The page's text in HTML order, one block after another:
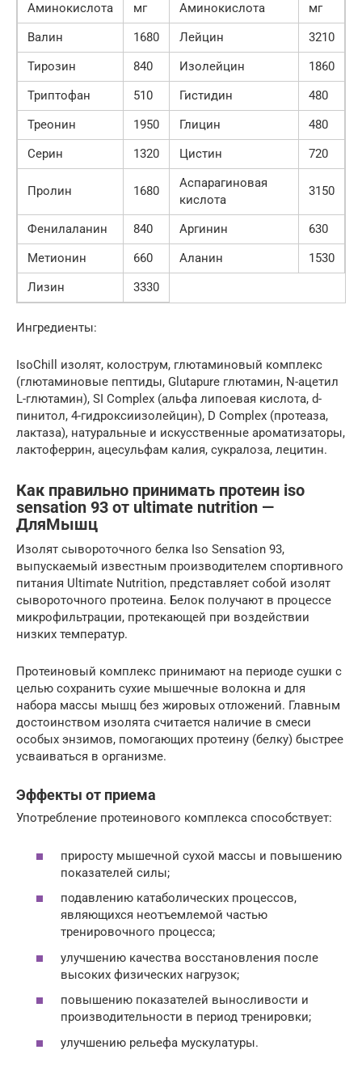
Аминокислота мг Аминокислота
мг
Валин
1680 Лейцин
3210
Тирозин
840 Изолейцин
1860
Триптофан
510 Гистидин
480
Треонин
1950 Глицин
480
Серин
1320 Цистин 720
Пролин 1680
Аспарагиновая
кислота
3150
Фенилаланин 840 Аргинин
630
Метионин
660 Аланин
1530
Лизин
3330
Ингредиенты:
IsoChill изолят, колострум, глютаминовый комплекс
(глютаминовые пептиды, Glutapure глютамин, N-ацетил
L-глютамин), SI Complex (альфа липоевая кислота, d-
пинитол, 4-гидроксиизолейцин), D Complex (протеаза,
лактаза), натуральные и искусственные ароматизаторы,
лактоферрин, ацесульфам калия, сукралоза, лецитин.
Как правильно принимать протеин iso
sensation 93 от ultimate nutrition —
ДляМышц
Изолят сывороточного белка Iso Sensation 93,
выпускаемый известным производителем спортивного
питания Ultimate Nutrition, представляет собой изолят
сывороточного протеина. Белок получают в процессе
микрофильтрации, протекающей при воздействии
низких температур.
Протеиновый комплекс принимают на периоде сушки с
целью сохранить сухие мышечные волокна и для
набора массы мышц без жировых отложений. Главным
достоинством изолята считается наличие в смеси
особых энзимов, помогающих протеину (белку) быстрее
усваиваться в организме.
Эффекты от приема
Употребление протеинового комплекса способствует:
приросту мышечной сухой массы и повышению
показателей силы;
подавлению катаболических процессов,
являющихся неотъемлемой частью
тренировочного процесса;
улучшению качества восстановления после
высоких физических нагрузок;
повышению показателей выносливости и
производительности в период тренировки;
улучшению рельефа мускулатуры.